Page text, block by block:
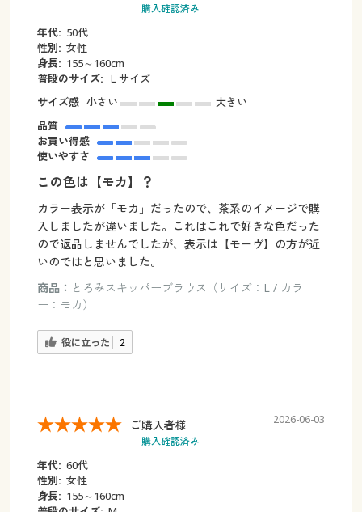
購入確認済み
年代: 50代
性別: 女性
身長: 155～160cm
普段のサイズ: Ｌサイズ
サイズ感 小さい
大きい
品質
お買い得感
使いやすさ
この色は【モカ】？
カラー表示が「モカ」だったので、茶系のイメージで購
入しましたが違いました。これはこれで好きな色だった
ので返品しませんでしたが、表示は【モーヴ】の方が近
いのではと思いました。
商品： とろみスキッパーブラウス（サイズ：L / カラ
ー：モカ）
役に立った 2
ご購入者様
購入確認済み
2026-06-03
年代: 60代
性別: 女性
身長: 155～160cm